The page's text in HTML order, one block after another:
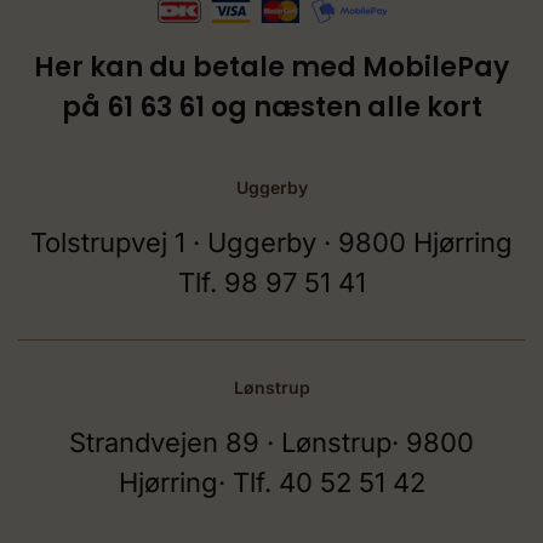
Her kan du betale med MobilePay
på 61 63 61 og næsten alle kort
Uggerby
Tolstrupvej 1 · Uggerby · 9800 Hjørring
Tlf. 98 97 51 41
Lønstrup
Strandvejen 89 · Lønstrup· 9800
Hjørring· Tlf. 40 52 51 42